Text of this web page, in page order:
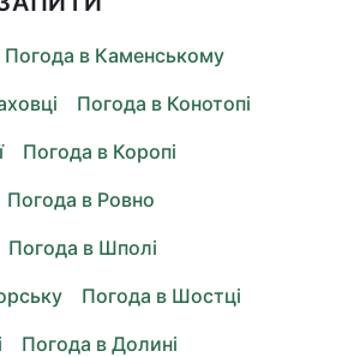
Погода в Каменському
Погода в Конотопі
Погода в Коропі
Погода в Ровно
Погода в Шполі
Погода в Шостці
Погода в Долині